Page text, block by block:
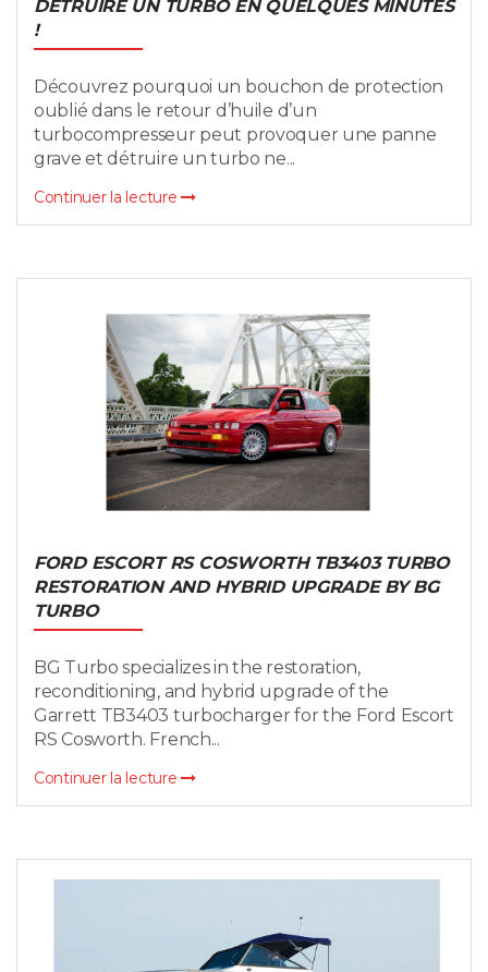
DÉTRUIRE UN TURBO EN QUELQUES MINUTES
!
Découvrez pourquoi un bouchon de protection
oublié dans le retour d’huile d’un
turbocompresseur peut provoquer une panne
grave et détruire un turbo ne...
Continuer la lecture
FORD ESCORT RS COSWORTH TB3403 TURBO
RESTORATION AND HYBRID UPGRADE BY BG
TURBO
BG Turbo specializes in the restoration,
reconditioning, and hybrid upgrade of the
Garrett TB3403 turbocharger for the Ford Escort
RS Cosworth. French...
Continuer la lecture